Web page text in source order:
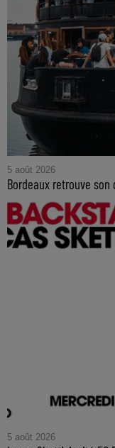
5 août 2026
Bordeaux retrouve
5 août 2026